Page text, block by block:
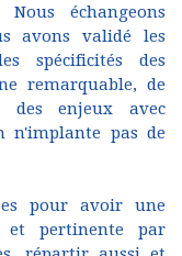
échangeons
avons validé les
spécificités des
remarquable, de
des enjeux avec
n'implante pas de
pour avoir une
et pertinente par